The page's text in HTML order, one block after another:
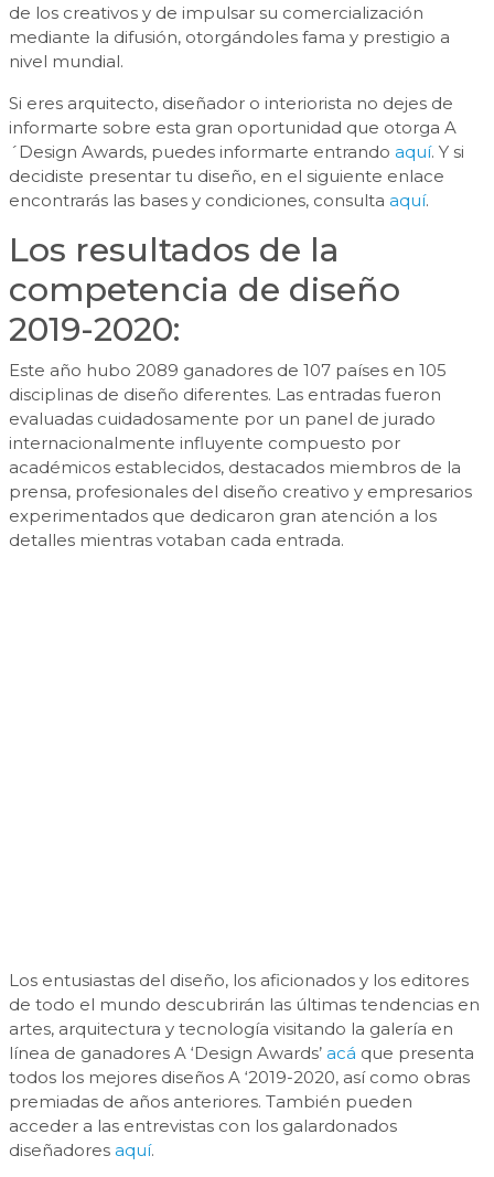
de los creativos y de impulsar su comercialización
mediante la difusión, otorgándoles fama y prestigio a
nivel mundial.
Si eres arquitecto, diseñador o interiorista no dejes de
informarte sobre esta gran oportunidad que otorga A
´Design Awards, puedes informarte entrando aquí. Y si
decidiste presentar tu diseño, en el siguiente enlace
encontrarás las bases y condiciones, consulta aquí.
Los resultados de la
competencia de diseño
2019-2020:
Este año hubo 2089 ganadores de 107 países en 105
disciplinas de diseño diferentes. Las entradas fueron
evaluadas cuidadosamente por un panel de jurado
internacionalmente influyente compuesto por
académicos establecidos, destacados miembros de la
prensa, profesionales del diseño creativo y empresarios
experimentados que dedicaron gran atención a los
detalles mientras votaban cada entrada.
Los entusiastas del diseño, los aficionados y los editores
de todo el mundo descubrirán las últimas tendencias en
artes, arquitectura y tecnología visitando la galería en
línea de ganadores A ‘Design Awards’ acá que presenta
todos los mejores diseños A ‘2019-2020, así como obras
premiadas de años anteriores. También pueden
acceder a las entrevistas con los galardonados
diseñadores aquí.